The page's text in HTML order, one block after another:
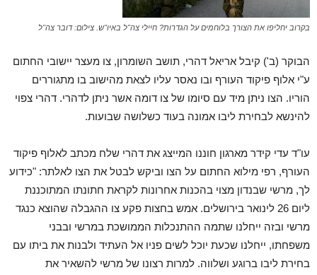
בקרוב יחליפו את הצורך בלוחמים על הגדרות? חיילי צה"ל באיו"ש. צילום: דובר צה"ל
הבוקר (ב') קיבל אריאל דהרי, תושב השומרון, צו מעצר יישובי החתום
ע"י אלוף פיקוד העורף ובו נאסר עליו לצאת מהישוב בו מתגוררים
הוריו. הצו ניתן מיד עם סיומו של צו דומה אשר ניתן לדהרי. דהרי צפוי
להינשא לבחירת ליבו אמונה בעוד כשלושה שבועות.
עו"ד עדי קידר מארגון חוננו המייצג את דהרי שלח מכתב לאלוף פיקוד
העורף, רפי מילוא החתום על הצו וביקש לבטל את הצו לאלתר: "כידוע
לך, מרשי שבנדון מצוי בהכנות אחרונות לקראת חתונתו המתוכננת
ליום 26 לינואר בירושלים. אמש בחצות פקע צו ההגבלה שהוצא כנגד
מרשי ובזה ייחלנו שתמה ההתנכלות הממושכת במרשי ובבני
משפחתו, ייחלנו שכעת יוכל לשים פניו אל העתיד ולבנות את ביתו עם
בחירת ליבו ברוגע ושלווה. למרות רצונו של מרשי להשאיר את